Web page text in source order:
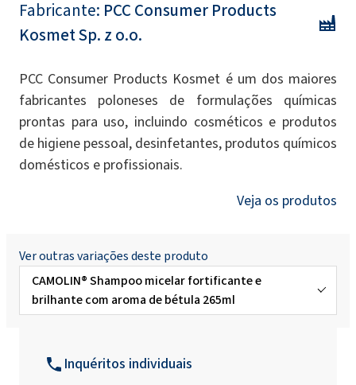
Fabricante: PCC Consumer Products
Kosmet Sp. z o.o.
PCC Consumer Products Kosmet é um dos maiores
fabricantes poloneses de formulações químicas
prontas para uso, incluindo cosméticos e produtos
de higiene pessoal, desinfetantes, produtos químicos
domésticos e profissionais.
Veja os produtos
Ver outras variações deste produto
CAMOLIN® Shampoo micelar fortificante e
brilhante com aroma de bétula 265ml
Inquéritos individuais